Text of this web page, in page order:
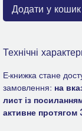
Додати у кошик
Технічні
Е-книжка стане
замовлення: на
лист із
активне протягом